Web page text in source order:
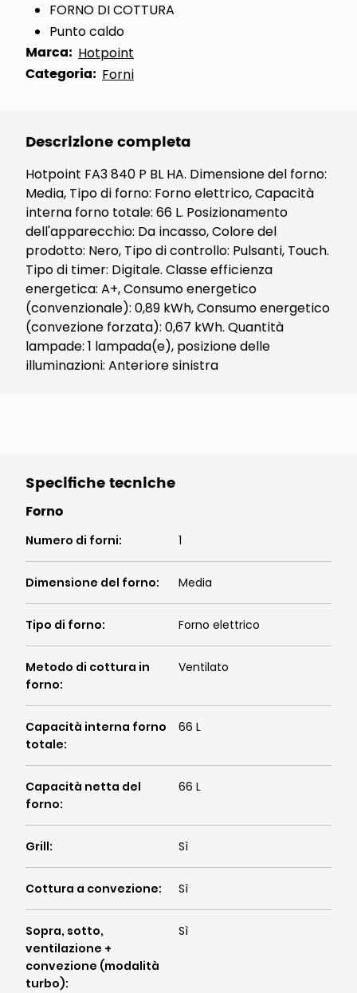
FORNO DI COTTURA
Punto caldo
Marca: Hotpoint
Categoria: Forni
Descrizione completa
Hotpoint FA3 840 P BL HA. Dimensione del forno:
Media, Tipo di forno: Forno elettrico, Capacità
interna forno totale: 66 L. Posizionamento
dell'apparecchio: Da incasso, Colore del
prodotto: Nero, Tipo di controllo: Pulsanti, Touch.
Tipo di timer: Digitale. Classe efficienza
energetica: A+, Consumo energetico
(convenzionale): 0,89 kWh, Consumo energetico
(convezione forzata): 0,67 kWh. Quantità
lampade: 1 lampada(e), posizione delle
illuminazioni: Anteriore sinistra
Specifiche tecniche
Forno
Numero di forni: 1
Dimensione del forno: Media
Tipo di forno: Forno elettrico
Metodo di cottura in
forno:
Ventilato
Capacità interna forno
totale:
66 L
Capacità netta del
forno:
66 L
Grill: Sì
Cottura a convezione: Sì
Sopra, sotto,
ventilazione +
convezione (modalità
turbo):
Sì